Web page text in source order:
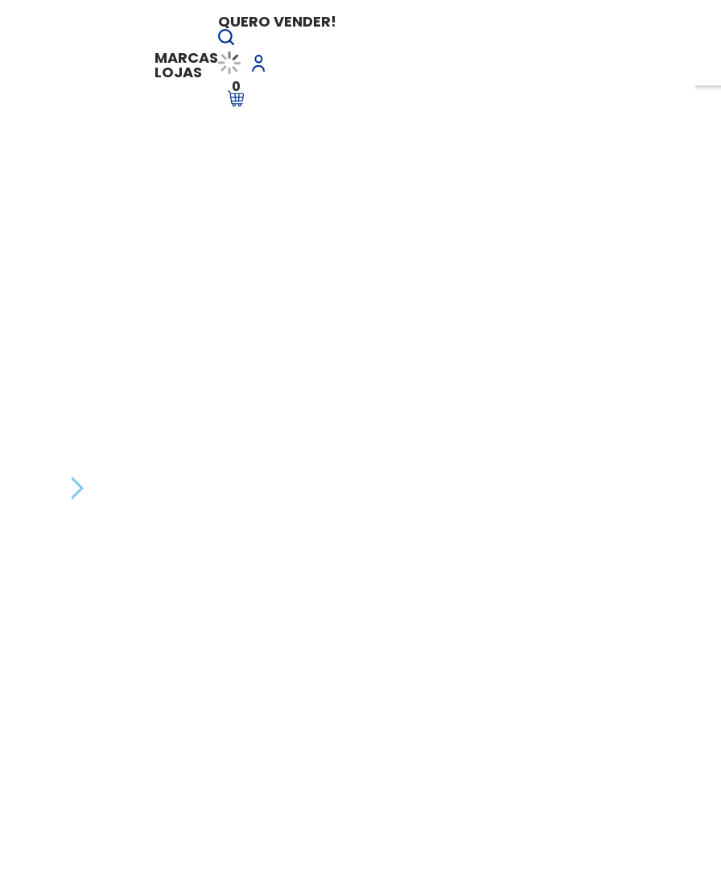
MARCAS
LOJAS
QUERO VENDER!
0
Tributária - Atualização e Desafios da Transição - RTNOV01
prática, como as mudanças afetam sua empresa. Aprenda os principais pontos, veja aplicações práticas e receba orientações para se
– 16 pontos
facilitando a compreensão do novo sistema IVA-DUAL - IBS/CBS e os impactos nos tributos atuais ICMS/IPI/ISS/PIS/COFINS;
com diversos exemplos práticos;
dos tributos específicos como IS - Imposto Seletivo, IPI na Zona Franca de Manaus (ZFM), ITCMD, COSIP, IPVA E IPTU.
com a implementação da Reforma Tributária.